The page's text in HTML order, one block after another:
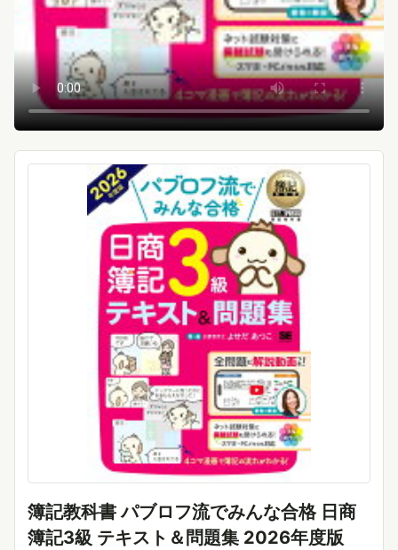
簿記教科書 パブロフ流でみんな合格 日商
簿記3級 テキスト＆問題集 2026年度版